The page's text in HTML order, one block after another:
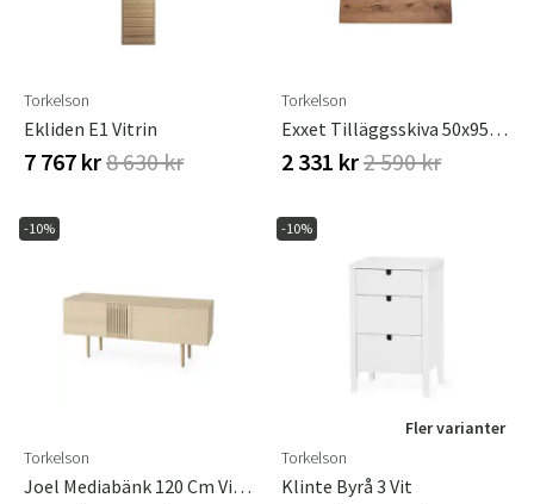
Torkelson
Ekliden E1 Vitrin
7 767 kr8 630 kr
Torkelson
Exxet Tilläggsskiva 50x95 Oljad
2 331 kr2 590 kr
-10%
Torkelson
Joel Mediabänk 120 Cm Vitoljad Ek
-10%
Fler varianter
Torkelson
Klinte Byrå 3 Vit